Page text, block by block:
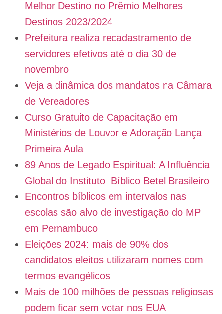
Melhor Destino no Prêmio Melhores
Destinos 2023/2024
Prefeitura realiza recadastramento de
servidores efetivos até o dia 30 de
novembro
Veja a dinâmica dos mandatos na Câmara
de Vereadores
Curso Gratuito de Capacitação em
Ministérios de Louvor e Adoração Lança
Primeira Aula
89 Anos de Legado Espiritual: A Influência
Global do Instituto Bíblico Betel Brasileiro
Encontros bíblicos em intervalos nas
escolas são alvo de investigação do MP
em Pernambuco
Eleições 2024: mais de 90% dos
candidatos eleitos utilizaram nomes com
termos evangélicos
Mais de 100 milhões de pessoas religiosas
podem ficar sem votar nos EUA